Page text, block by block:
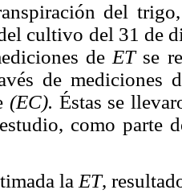
del
cultivo del 31 de
de ETse
de mediciones
(EC). Éstas se
como parte
la ET,